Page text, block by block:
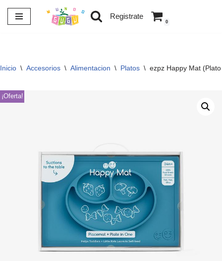
Saltar
Registrate
0
Inicio \ Accesorios \ Alimentacion \ Platos \ ezpz Happy Mat
¡Oferta!